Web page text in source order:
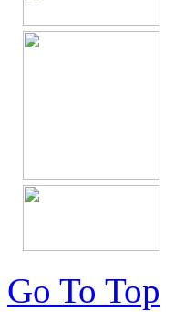
Go To Top